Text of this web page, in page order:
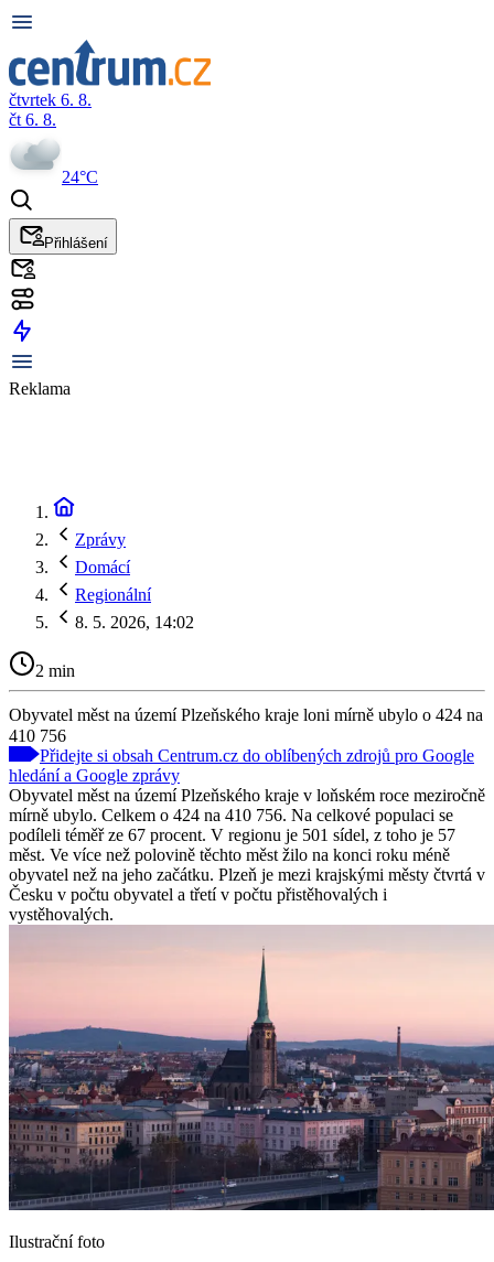
čtvrtek 6. 8.
čt 6. 8.
24°C
Přihlášení
Reklama
Zprávy
Domácí
Regionální
8. 5. 2026, 14:02
2 min
Obyvatel měst na území Plzeňského kraje loni mírně ubylo o 424 na
410 756
Přidejte si obsah Centrum.cz do oblíbených zdrojů pro Google
hledání a Google zprávy
Obyvatel měst na území Plzeňského kraje v loňském roce meziročně
mírně ubylo. Celkem o 424 na 410 756. Na celkové populaci se
podíleli téměř ze 67 procent. V regionu je 501 sídel, z toho je 57
měst. Ve více než polovině těchto měst žilo na konci roku méně
obyvatel než na jeho začátku. Plzeň je mezi krajskými městy čtvrtá v
Česku v počtu obyvatel a třetí v počtu přistěhovalých i
vystěhovalých.
Ilustrační foto